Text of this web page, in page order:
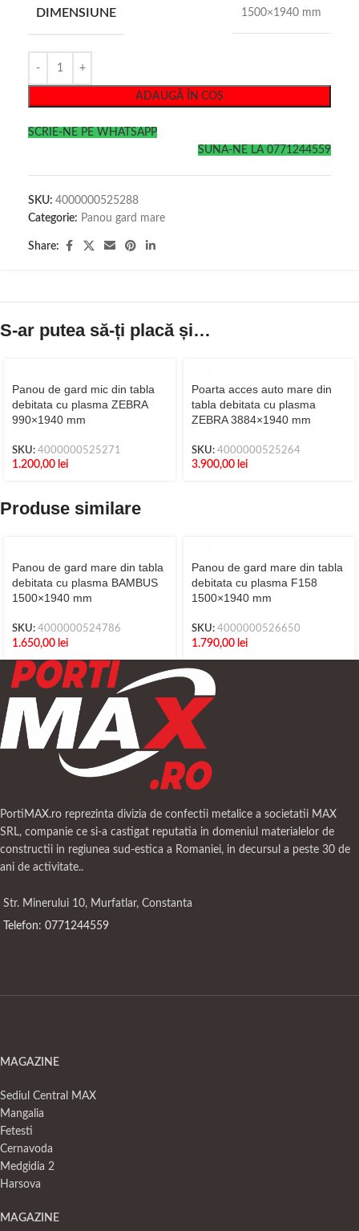
DIMENSIUNE 1500×1940 mm
ADAUGĂ ÎN COȘ
SCRIE-NE PE WHATSAPP
SUNA-NE LA 0771244559
SKU: 4000000525288
Categorie: Panou gard mare
Share:
S-ar putea să-ți placă și…
Panou de gard mic din tabla
debitata cu plasma ZEBRA
990×1940 mm
SKU: 4000000525271
1.200,00 lei
Poarta acces auto mare din
tabla debitata cu plasma
ZEBRA 3884×1940 mm
SKU: 4000000525264
3.900,00 lei
Produse similare
Panou de gard mare din tabla
debitata cu plasma BAMBUS
1500×1940 mm
SKU: 4000000524786
1.650,00 lei
Panou de gard mare din tabla
debitata cu plasma F158
1500×1940 mm
SKU: 4000000526650
1.790,00 lei
PortiMAX.ro reprezinta divizia de confectii metalice a societatii MAX
SRL, companie ce si-a castigat reputatia in domeniul materialelor de
constructii in regiunea sud-estica a Romaniei, in decursul a peste 30 de
ani de activitate..
Str. Minerului 10, Murfatlar, Constanta
Telefon: 0771244559
MAGAZINE
Sediul Central MAX
Mangalia
Fetesti
Cernavoda
Medgidia 2
Harsova
MAGAZINE